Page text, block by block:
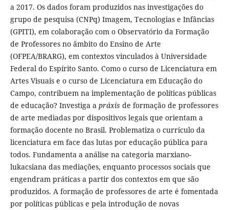
a 2017. Os dados foram produzidos nas investigações do
grupo de pesquisa (CNPq) Imagem, Tecnologias e Infâncias
(GPITI), em colaboração com o Observatório da Formação
de Professores no âmbito do Ensino de Arte
(OFPEA/BRARG), em contextos vinculados à Universidade
Federal do Espírito Santo. Como o curso de Licenciatura em
Artes Visuais e o curso de Licenciatura em Educação do
Campo, contribuem na implementação de políticas públicas
de educação? Investiga a práxis de formação de professores
de arte mediadas por dispositivos legais que orientam a
formação docente no Brasil. Problematiza o currículo da
licenciatura em face das lutas por educação pública para
todos. Fundamenta a análise na categoria marxiano-
lukacsiana das mediações, enquanto processos sociais que
engendram práticas a partir dos contextos em que são
produzidos. A formação de professores de arte é fomentada
por políticas públicas e pela introdução de novas